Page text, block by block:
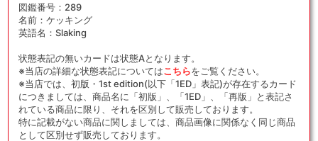
図鑑番号：289
名前：ケッキング
英語名：Slaking
状態表記の無いカードは状態Aとなります。
※当店の詳細な状態表記についてはこちらをご覧ください。
※当店では、初版・1st edition(以下「1ED」表記)が存在するカード
につきましては、商品名に「初版」、「1ED」、「再版」と表記さ
れている商品に限り、それを区別して販売しております。
特に記載がない商品に関しましては、商品画像に関係なく同じ商品
として区別せず販売しております。